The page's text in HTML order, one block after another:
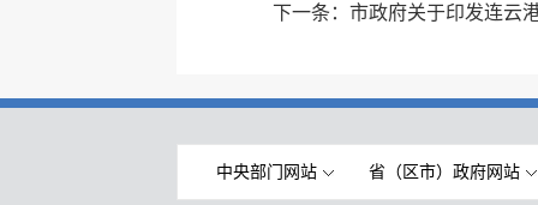
下一条： 市政府关于印发连云
中央部门网站 省（区市）政府网站